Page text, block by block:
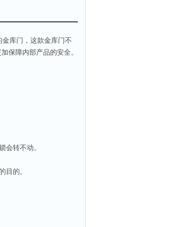
库门，这款金库门不
保障内部产品的安全。
会转不动。
目的。